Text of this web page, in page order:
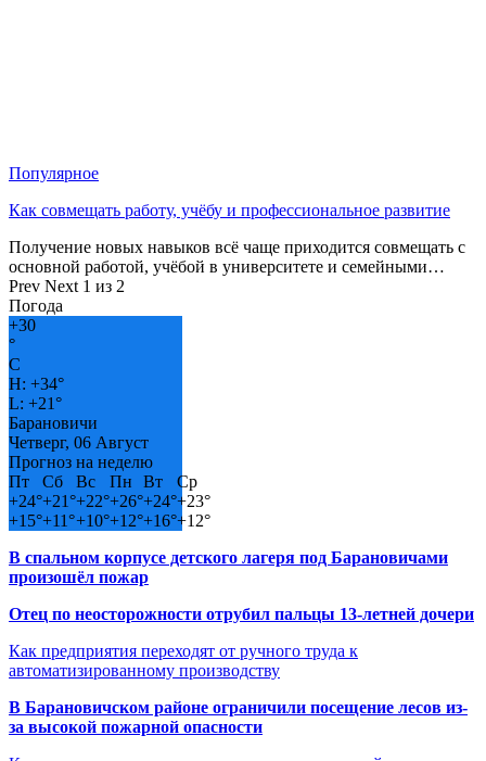
Популярное
Как совмещать работу, учёбу и профессиональное развитие
Получение новых навыков всё чаще приходится совмещать с
основной работой, учёбой в университете и семейными…
Prev Next 1 из 2
Погода
+30
°
C
H: +34°
L: +21°
Барановичи
Четверг, 06 Август
Прогноз на неделю
Пт
Сб Вс Пн Вт
Ср
+24°+21°+22°+26°+24°+23°
+15°+11°+10°+12°+16°+12°
В спальном корпусе детского лагеря под Барановичами
произошёл пожар
Отец по неосторожности отрубил пальцы 13-летней дочери
Как предприятия переходят от ручного труда к
автоматизированному производству
В Барановичском районе ограничили посещение лесов из-
за высокой пожарной опасности